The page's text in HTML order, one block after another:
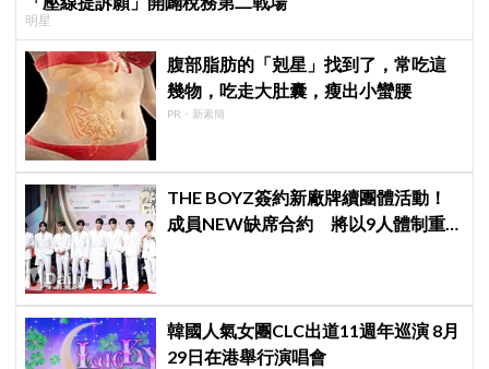
明星
腹部脂肪的「剋星」找到了，常吃這
幾物，吃走大肚囊，瘦出小蠻腰
PR・新素簡
THE BOYZ簽約新廠牌續團體活動！
成員NEW缺席合約 將以9人體制重
韓國人氣女團CLC出道11週年巡演 8月
29日在港舉行演唱會